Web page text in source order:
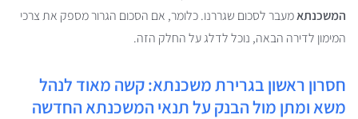
המשכנתאמעבר לסכום שגררנו. כלומר, אם הסכום הגרור מספק את צרכי
המימון לדירה הבאה, נוכל לדלג על החלק הזה.
חסרון ראשון בגרירת משכנתא: קשה מאוד לנהל
משא ומתן מול הבנק על תנאי המשכנתא החדשה